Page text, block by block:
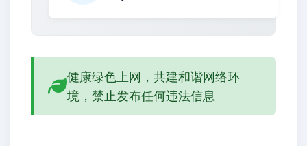
健康绿色上网，共建和谐网络环
境，禁止发布任何违法信息